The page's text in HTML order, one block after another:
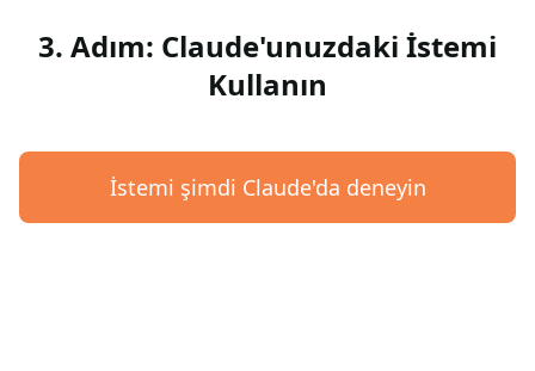
3. Adım: Claude'unuzdaki İstemi
Kullanın
İstemi şimdi Claude'da deneyin